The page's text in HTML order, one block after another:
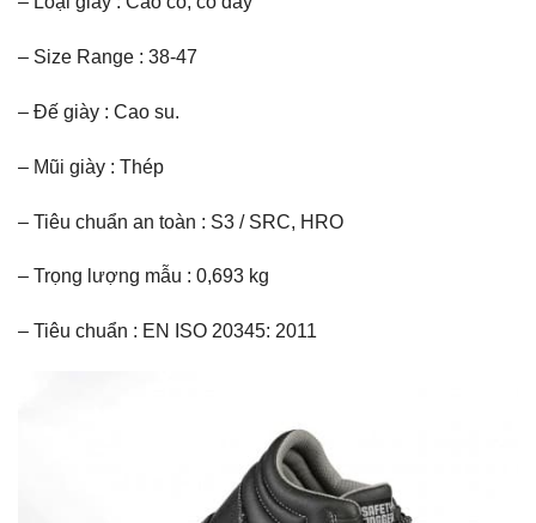
– Size Range : 38-47
– Đế giày : Cao su.
– Mũi giày : Thép
– Tiêu chuẩn an toàn : S3 / SRC, HRO
– Trọng lượng mẫu : 0,693 kg
– Tiêu chuẩn : EN ISO 20345: 2011